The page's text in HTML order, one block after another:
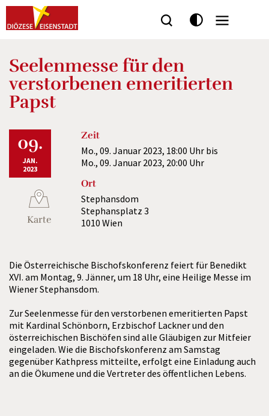
Seelenmesse für den
verstorbenen emeritierten
Papst
09.
JAN.
2023
Karte
Zeit
Mo., 09. Januar 2023, 18:00 Uhr bis
Mo., 09. Januar 2023, 20:00 Uhr
Ort
Stephansdom
Stephansplatz 3
1010 Wien
Die Österreichische Bischofskonferenz feiert für Benedikt
XVI. am Montag, 9. Jänner, um 18 Uhr, eine Heilige Messe im
Wiener Stephansdom.
Zur Seelenmesse für den verstorbenen emeritierten Papst
mit Kardinal Schönborn, Erzbischof Lackner und den
österreichischen Bischöfen sind alle Gläubigen zur Mitfeier
eingeladen. Wie die Bischofskonferenz am Samstag
gegenüber Kathpress mitteilte, erfolgt eine Einladung auch
an die Ökumene und die Vertreter des öffentlichen Lebens.